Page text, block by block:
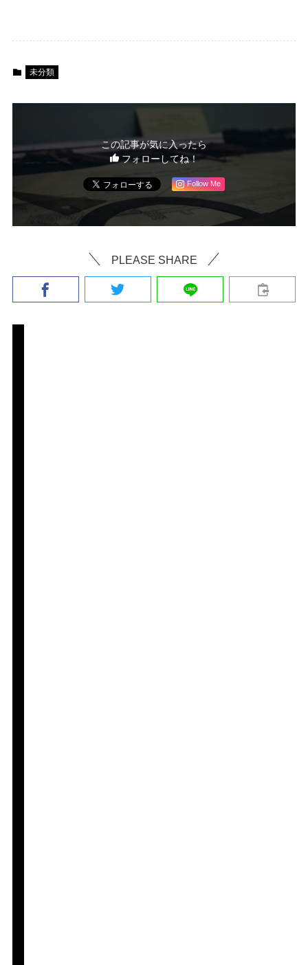
未分類
この記事が気に入ったら
フォローしてね！
Follow Me
PLEASE SHARE